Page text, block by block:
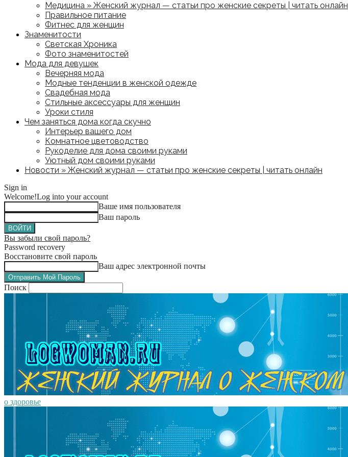
Медицина » Женский журнал — статьи про женские секреты | читать онлайн
Правильное питание
Фитнес для женщин
Знаменитости
Светская Хроника
Фото знаменитостей
Мода для девушек
Вечерняя мода
Модные тенденции в женской одежде
Свадебная мода
Стильные аксессуары для женщин
Уроки стиля
Чем заняться дома когда скучно
Интерьер вашего дом
Комнатное цветоводство
Рукоделие для дома своими руками
Уютный дом своими руками
Новости » Женский журнал — статьи про женские секреты | читать онлайн
Sign in
Welcome!Log into your account
Ваше имя пользователя
Ваш пароль
Вы забыли свой пароль?
Password recovery
Восстановите свой пароль
Ваш адрес электронной почты
Поиск
о здоровье